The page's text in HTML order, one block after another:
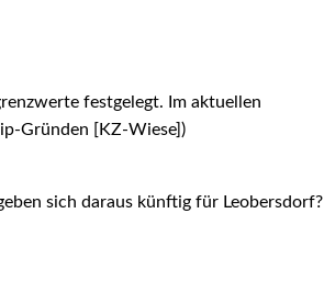
festgelegt. Im aktuellen
Gründen [KZ-Wiese])
sich daraus künftig für Leobersdorf?